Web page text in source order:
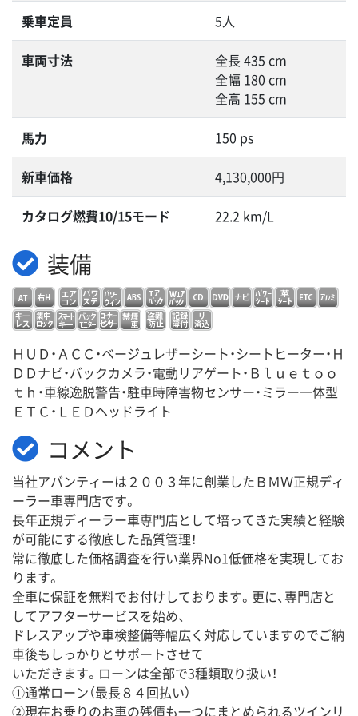
乗車定員 5人
車両寸法
全長 435 cm
全幅 180 cm
全高 155 cm
馬力 150 ps
新車価格 4,130,000円
カタログ燃費10/15モード 22.2 km/L
装備
ＨＵＤ・ＡＣＣ・ベージュレザーシート・シートヒーター・Ｈ
ＤＤナビ・バックカメラ・電動リアゲート・Ｂｌｕｅｔｏｏ
ｔｈ・車線逸脱警告・駐車時障害物センサー・ミラー一体型
ＥＴＣ・ＬＥＤヘッドライト
コメント
当社アバンティーは２００３年に創業したＢＭＷ正規ディ
ーラー車専門店です。
長年正規ディーラー車専門店として培ってきた実績と経験
が可能にする徹底した品質管理！
常に徹底した価格調査を行い業界No1低価格を実現してお
ります。
全車に保証を無料でお付けしております。更に、専門店と
してアフターサービスを始め、
ドレスアップや車検整備等幅広く対応していますのでご納
車後もしっかりとサポートさせて
いただきます。ローンは全部で3種類取り扱い！
①通常ローン（最長８４回払い）
②現在お乗りのお車の残債も一つにまとめられるツインリ